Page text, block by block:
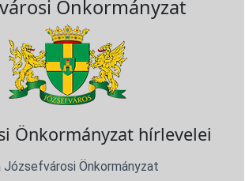
Önkormányzat
Önkormányzat hírlevelei
Önkormányzat